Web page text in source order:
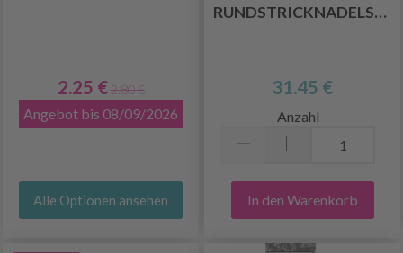
2.25 € 2.80 €
Angebot bis 08/09/2026
Alle Optionen ansehen
RUNDSTRICKNADELSET
31.45 €
Anzahl
In den Warenkorb